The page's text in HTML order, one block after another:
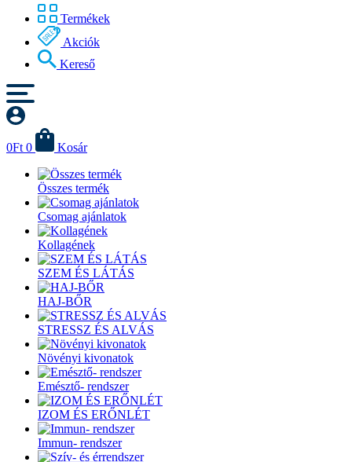
Termékek
Akciók
Kereső
0Ft 0 Kosár
Összes termék
Csomag ajánlatok
Kollagének
SZEM ÉS LÁTÁS
HAJ-BŐR
STRESSZ ÉS ALVÁS
Növényi kivonatok
Emésztő- rendszer
IZOM ÉS ERŐNLÉT
Immun- rendszer